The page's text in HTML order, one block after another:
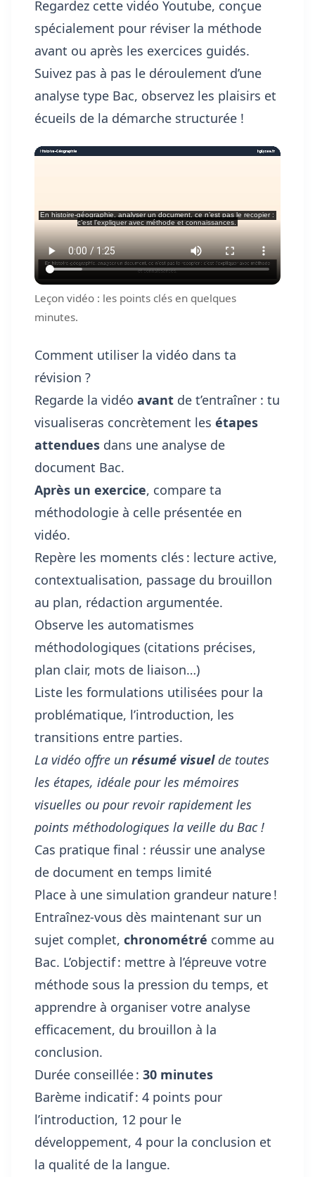
Regardez cette vidéo Youtube, conçue
spécialement pour réviser la méthode
avant ou après les exercices guidés.
Suivez pas à pas le déroulement d’une
analyse type Bac, observez les plaisirs et
écueils de la démarche structurée !
Leçon vidéo : les points clés en quelques
minutes.
Comment utiliser la vidéo dans ta
révision ?
Regarde la vidéo avant de t’entraîner : tu
visualiseras concrètement les étapes
attendues dans une analyse de
document Bac.
Après un exercice, compare ta
méthodologie à celle présentée en
vidéo.
Repère les moments clés : lecture active,
contextualisation, passage du brouillon
au plan, rédaction argumentée.
Observe les automatismes
méthodologiques (citations précises,
plan clair, mots de liaison…)
Liste les formulations utilisées pour la
problématique, l’introduction, les
transitions entre parties.
La vidéo offre un résumé visuelde toutes
les étapes, idéale pour les mémoires
visuelles ou pour revoir rapidement les
points méthodologiques la veille du Bac !
Cas pratique final : réussir une analyse
de document en temps limité
Place à une simulation grandeur nature !
Entraînez-vous dès maintenant sur un
sujet complet, chronométré comme au
Bac. L’objectif : mettre à l’épreuve votre
méthode sous la pression du temps, et
apprendre à organiser votre analyse
efficacement, du brouillon à la
conclusion.
Durée conseillée : 30 minutes
Barème indicatif : 4 points pour
l’introduction, 12 pour le
développement, 4 pour la conclusion et
la qualité de la langue.